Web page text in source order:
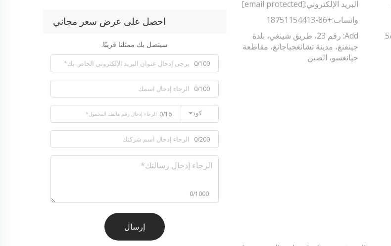
ماكينة تعبئة 5 لترات/10 لترات/5
البريد الإلكتروني:[email protected]
واتساب:+86-18751154413
Add: رقم 23، طريق شينغي، بلدة
جينفنغ، مدينة تشانغجياجانغ، مقاطعة
جيانغسو، الصين
احصل على عرض سعر مجاني
سيتصل بك ممثلنا قريبًا.
0/100
0/100
كود 0/16
0/200
0/1000
إرسال